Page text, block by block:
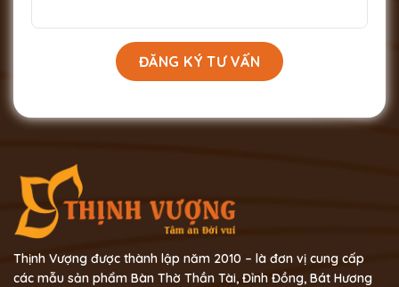
Thịnh Vượng được thành lập năm 2010 – là đơn vị cung cấp
các mẫu sản phẩm Bàn Thờ Thần Tài, Đỉnh Đồng, Bát Hương